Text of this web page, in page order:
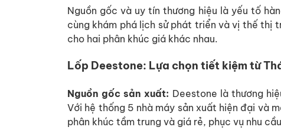
Nguồn gốc và uy tín thương hiệu là yếu tố
cùng khám phá lịch sử phát triển và vị thế thị
cho hai phân khúc giá khác nhau.
Lốp Deestone: Lựa chọn tiết kiệm từ
Nguồn gốc sản xuất: Deestone là thương
Với hệ thống 5 nhà máy sản xuất hiện đại và
phân khúc tầm trung và giá rẻ, phục vụ nhu